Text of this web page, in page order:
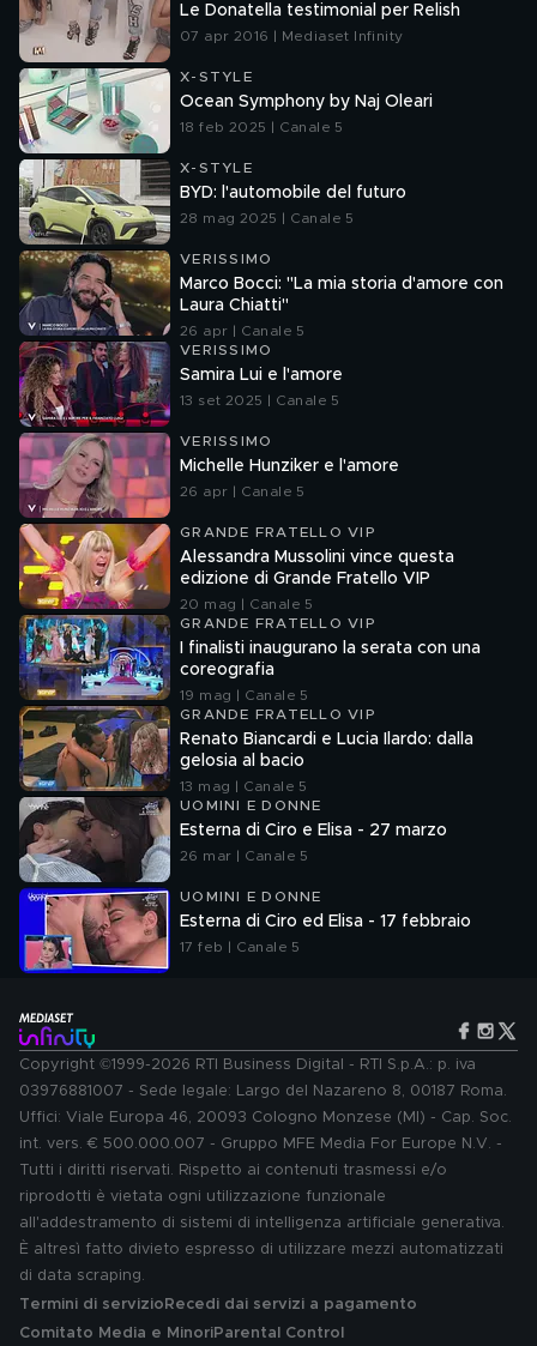
Le Donatella testimonial per Relish
07 apr 2016 | Mediaset Infinity
X-STYLE
Ocean Symphony by Naj Oleari
18 feb 2025 | Canale 5
X-STYLE
BYD: l'automobile del futuro
28 mag 2025 | Canale 5
VERISSIMO
Marco Bocci: "La mia storia d'amore con
Laura Chiatti"
26 apr | Canale 5
VERISSIMO
Samira Lui e l'amore
13 set 2025 | Canale 5
VERISSIMO
Michelle Hunziker e l'amore
26 apr | Canale 5
GRANDE FRATELLO VIP
Alessandra Mussolini vince questa
edizione di Grande Fratello VIP
20 mag | Canale 5
GRANDE FRATELLO VIP
I finalisti inaugurano la serata con una
coreografia
19 mag | Canale 5
GRANDE FRATELLO VIP
Renato Biancardi e Lucia Ilardo: dalla
gelosia al bacio
13 mag | Canale 5
UOMINI E DONNE
Esterna di Ciro e Elisa - 27 marzo
26 mar | Canale 5
UOMINI E DONNE
Esterna di Ciro ed Elisa - 17 febbraio
17 feb | Canale 5
Copyright ©1999-2026 RTI Business Digital - RTI S.p.A.: p. iva
03976881007 - Sede legale: Largo del Nazareno 8, 00187 Roma.
Uffici: Viale Europa 46, 20093 Cologno Monzese (MI) - Cap. Soc.
int. vers. € 500.000.007 - Gruppo MFE Media For Europe N.V. -
Tutti i diritti riservati. Rispetto ai contenuti trasmessi e/o
riprodotti è vietata ogni utilizzazione funzionale
all'addestramento di sistemi di intelligenza artificiale generativa.
È altresì fatto divieto espresso di utilizzare mezzi automatizzati
di data scraping.
Termini di servizio Recedi dai servizi a pagamento
Comitato Media e MinoriParental Control